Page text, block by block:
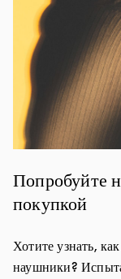
Попробуйте
покупкой
Хотите узнать,
наушники?